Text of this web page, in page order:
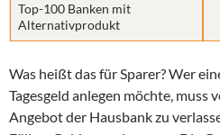
Top-100 Banken mit
Alternativprodukt
Was heißt das für Sparer? Wer
Tagesgeld anlegen möchte, muss
Angebot der Hausbank zu